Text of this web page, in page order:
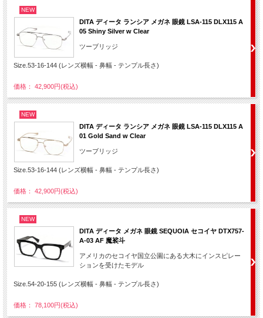
NEW
DITA ディータ ランシア メガネ 眼鏡 LSA-115 DLX115 A
05 Shiny Silver w Clear
ツーブリッジ
Size.53-16-144 (レンズ横幅 - 鼻幅 - テンプル長さ)
価格： 42,900円(税込)
NEW
DITA ディータ ランシア メガネ 眼鏡 LSA-115 DLX115 A
01 Gold Sand w Clear
ツーブリッジ
Size.53-16-144 (レンズ横幅 - 鼻幅 - テンプル長さ)
価格： 42,900円(税込)
NEW
DITA ディータ メガネ 眼鏡 SEQUOIA セコイヤ DTX757-
A-03 AF 魔裟斗
アメリカのセコイヤ国立公園にある大木にインスピレー
ションを受けたモデル
Size.54-20-155 (レンズ横幅 - 鼻幅 - テンプル長さ)
価格： 78,100円(税込)